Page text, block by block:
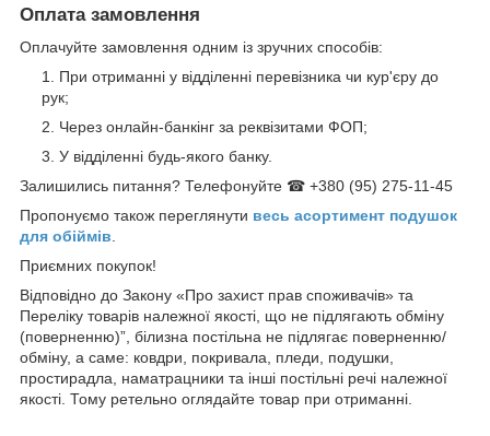
Оплата замовлення
Оплачуйте замовлення одним із зручних способів:
При отриманні у відділенні перевізника чи кур'єру до
рук;
Через онлайн-банкінг за реквізитами ФОП;
У відділенні будь-якого банку.
Залишились питання? Телефонуйте ☎ +380 (95) 275-11-45
Пропонуємо також переглянути весь асортимент подушок
для обіймів.
Приємних покупок!
Відповідно до Закону «Про захист прав споживачів» та
Переліку товарів належної якості, що не підлягають обміну
(поверненню)”, білизна постільна не підлягає поверненню/
обміну, а саме: ковдри, покривала, пледи, подушки,
простирадла, наматрацники та інші постільні речі належної
якості. Тому ретельно оглядайте товар при отриманні.